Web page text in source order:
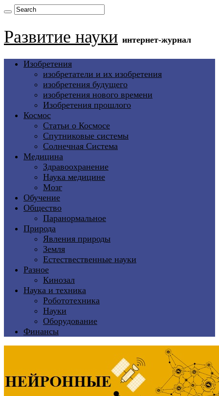
Развитие науки интернет-журнал
Изобретения
изобретатели и их изобретения
изобретения будущего
изобретения нового времени
Изобретения прошлого
Космос
Статьи о Космосе
Спутниковые системы
Солнечная Система
Медицина
Здравоохранение
Наука медицине
Мозг
Обучение
Общество
Паранормальное
Природа
Явления природы
Земля
Естествественные науки
Разное
Кинозал
Наука и техника
Робототехника
Науки
Оборудование
Финансы